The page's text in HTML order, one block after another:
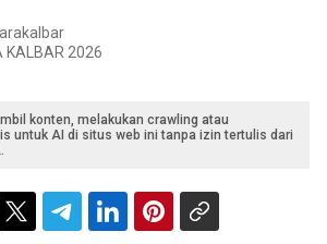
2026
konten, melakukan crawling atau
untuk AI di situs web ini tanpa izin tertulis dari